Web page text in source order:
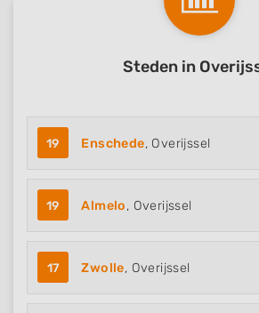
Steden in
19 Enschede, Overijssel
19 Almelo, Overijssel
17 Zwolle, Overijssel